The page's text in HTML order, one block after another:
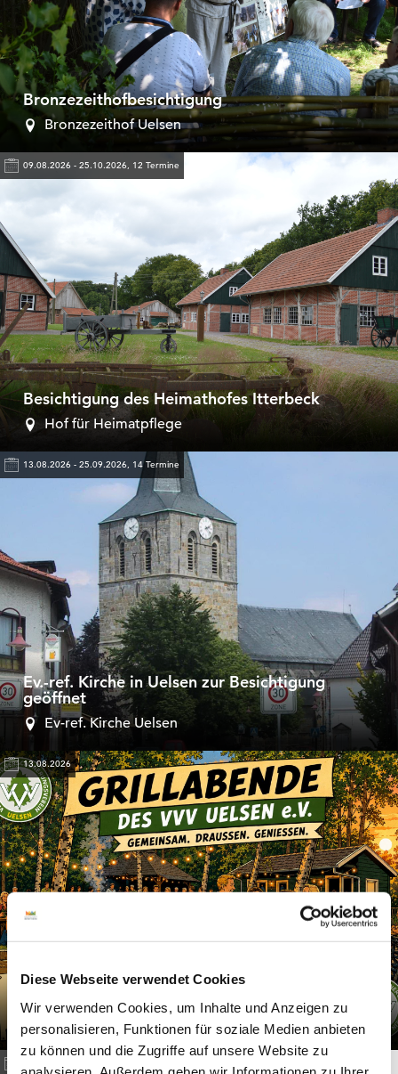
Diese Webseite verwendet Cookies
Wir verwenden Cookies, um Inhalte und Anzeigen zu
personalisieren, Funktionen für soziale Medien anbieten
zu können und die Zugriffe auf unsere Website zu
Bronzezeithofbesichtigung
Bronzezeithof Uelsen
09.08.2026 - 25.10.2026, 12 Termine
Besichtigung des Heimathofes Itterbeck
Hof für Heimatpflege
13.08.2026 - 25.09.2026, 14 Termine
Ev.-ref. Kirche in Uelsen zur Besichtigung
geöffnet
Ev-ref. Kirche Uelsen
13.08.2026
Grillplatz im Feriengebiet